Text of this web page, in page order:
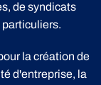
de syndicats
la création de
d'entreprise, la